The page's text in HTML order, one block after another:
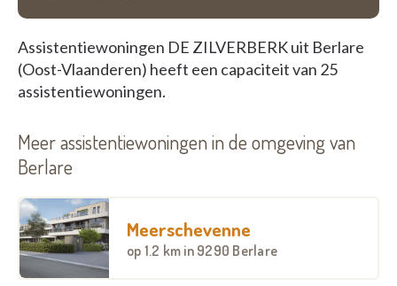
Assistentiewoningen DE ZILVERBERK uit Berlare
(Oost-Vlaanderen) heeft een capaciteit van 25
assistentiewoningen.
Meer assistentiewoningen in de omgeving van
Berlare
Meerschevenne
op 1.2 km in 9290 Berlare